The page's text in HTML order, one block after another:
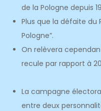
de la Pologne depuis
Plus que la défaite du
Pologne”.
On relèvera
recule par rapport à
La campagne
entre deux